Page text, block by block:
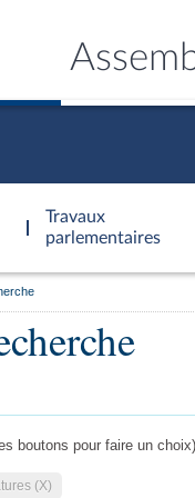
Travaux
parlementaires
boutons pour faire un choix)
(X)